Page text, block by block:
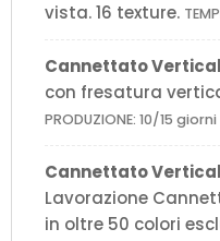
vista. 16 texture.
Cannettato
con fresatura
PRODUZIONE: 10/15 giorni
Cannettato
Lavorazione
in oltre 50 colori